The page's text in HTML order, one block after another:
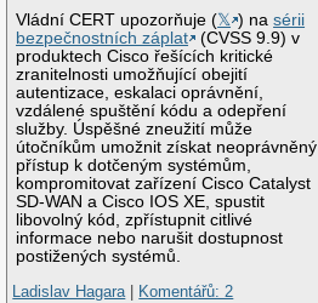
Vládní CERT upozorňuje (𝕏 ) nasérii
bezpečnostních záplat
(CVSS 9.9) v
produktech Cisco řešících kritické
zranitelnosti umožňující obejití
autentizace, eskalaci oprávnění,
vzdálené spuštění kódu a odepření
služby. Úspěšné zneužití může
útočníkům umožnit získat neoprávněný
přístup k dotčeným systémům,
kompromitovat zařízení Cisco Catalyst
SD-WAN a Cisco IOS XE, spustit
libovolný kód, zpřístupnit citlivé
informace nebo narušit dostupnost
postižených systémů.
Ladislav Hagara| Komentářů: 2